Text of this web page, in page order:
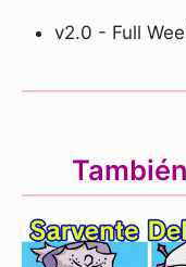
v2.0 - Full